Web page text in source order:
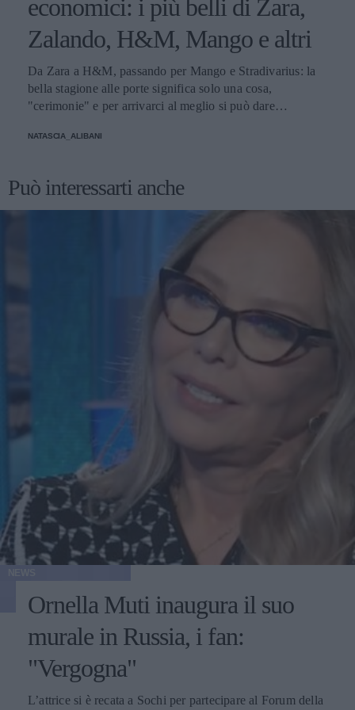
economici: i più belli di Zara,
Zalando, H&M, Mango e altri
Da Zara a H&M, passando per Mango e Stradivarius: la
bella stagione alle porte significa solo una cosa,
"cerimonie" e per arrivarci al meglio si può dare
NATASCIA_ALIBANI
Può interessarti anche
Ornella Muti inaugura il suo
murale in Russia, i fan:
"Vergogna"
L’attrice si è recata a Sochi per partecipare al Forum della